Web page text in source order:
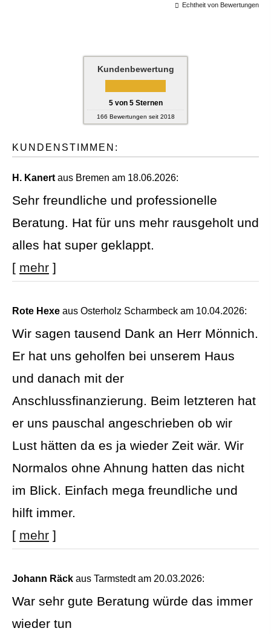
Echtheit von Bewertungen
Kundenbewertung
5von 5Sternen
166 Bewertungen seit 2018
KUNDENSTIMMEN:
H. Kanert aus Bremen am 18.06.2026:
Sehr freundliche und professionelle
Beratung. Hat für uns mehr rausgeholt und
alles hat super geklappt.
[ mehr ]
Rote Hexe aus Osterholz Scharmbeck am 10.04.2026:
Wir sagen tausend Dank an Herr Mönnich.
Er hat uns geholfen bei unserem Haus
und danach mit der
Anschlussfinanzierung. Beim letzteren hat
er uns pauschal angeschrieben ob wir
Lust hätten da es ja wieder Zeit wär. Wir
Normalos ohne Ahnung hatten das nicht
im Blick. Einfach mega freundliche und
hilft immer.
[ mehr ]
Johann Räck aus Tarmstedt am 20.03.2026:
War sehr gute Beratung würde das immer
wieder tun